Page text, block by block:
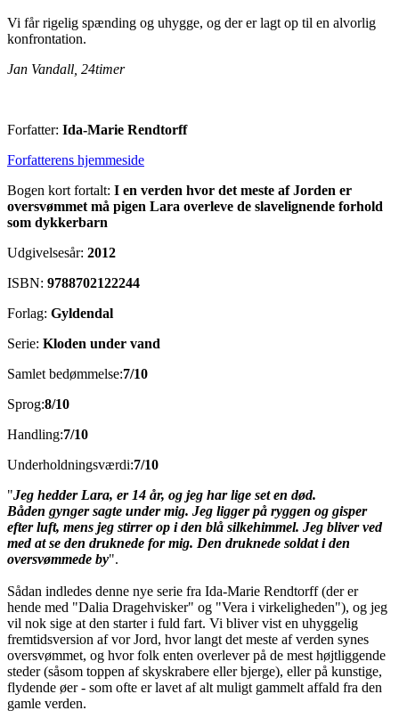
Vi får rigelig spænding og uhygge, og der er lagt op til en alvorlig
konfrontation.
Jan Vandall, 24timer
Forfatter: Ida-Marie Rendtorff
Forfatterens hjemmeside
Bogen kort fortalt: I en verden hvor det meste af Jorden er
oversvømmet må pigen Lara overleve de slavelignende forhold
som dykkerbarn
Udgivelsesår: 2012
ISBN: 9788702122244
Forlag: Gyldendal
Serie: Kloden under vand
Samlet bedømmelse:7/10
Sprog:8/10
Handling:7/10
Underholdningsværdi:7/10
"Jeg hedder Lara, er 14 år, og jeg har lige set en død.
Båden gynger sagte under mig. Jeg ligger på ryggen og gisper
efter luft, mens jeg stirrer op i den blå silkehimmel. Jeg bliver ved
med at se den druknede for mig. Den druknede soldat i den
oversvømmede by".
Sådan indledes denne nye serie fra Ida-Marie Rendtorff (der er
hende med "Dalia Dragehvisker" og "Vera i virkeligheden"), og jeg
vil nok sige at den starter i fuld fart. Vi bliver vist en uhyggelig
fremtidsversion af vor Jord, hvor langt det meste af verden synes
oversvømmet, og hvor folk enten overlever på de mest højtliggende
steder (såsom toppen af skyskrabere eller bjerge), eller på kunstige,
flydende øer - som ofte er lavet af alt muligt gammelt affald fra den
gamle verden.